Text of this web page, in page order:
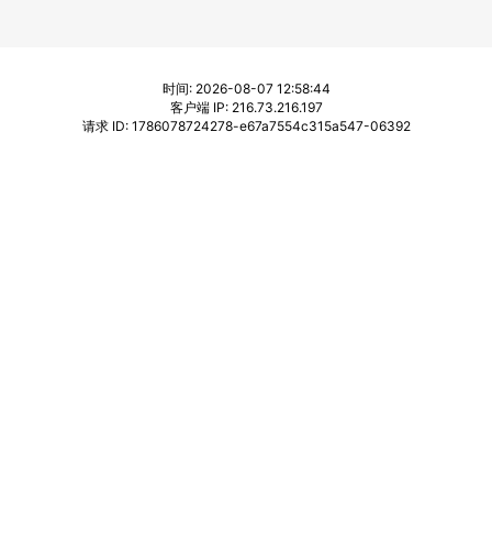
时间: 2026-08-07 12:58:44
客户端 IP: 216.73.216.197
请求 ID: 1786078724278-e67a7554c315a547-06392